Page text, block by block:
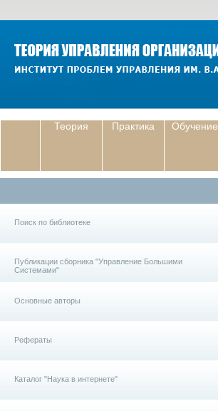
Теория Практика Обучение
Поиск по библиотеке
Публикации сборника "Управление Большими
Системами"
Основные авторы
Рефераты
Каталог "Наука в интернете"